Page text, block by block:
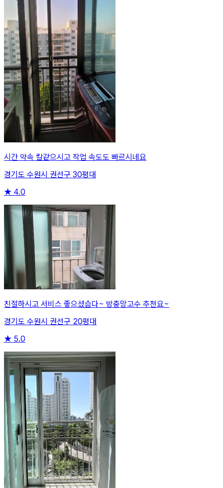
시간 약속 칼같으시고 작업 속도도 빠르시네요
경기도 수원시 권선구 30평대
★ 4.0
친절하시고 서비스 좋으셨슴다~ 방충망고수 추천요~
경기도 수원시 권선구 20평대
★ 5.0